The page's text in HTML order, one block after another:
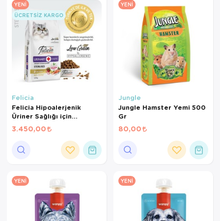
YENI
ÜCRETSIZ KARGO
Felicia
Felicia Hipoalerjenik
Üriner Sağlığı için
Somonlu Düşük Tahıllı
Kısırlaştırılmış Kedi
3.450,00
YENI
Jungle
Jungle Hamster Yemi 500
Gr
80,00
YENI YENI